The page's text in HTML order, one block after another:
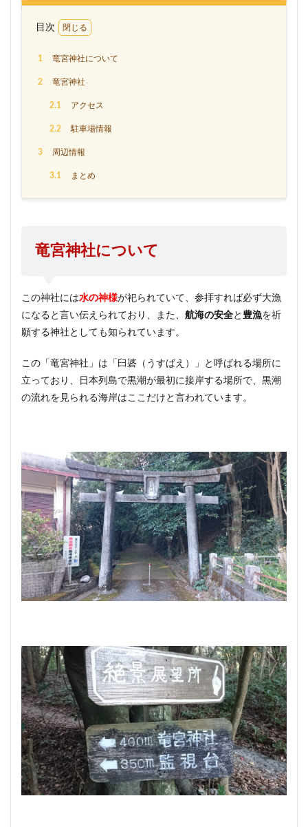
目次
1 竜宮神社について
2 竜宮神社
2.1 アクセス
2.2 駐車場情報
3 周辺情報
3.1 まとめ
竜宮神社について
この神社には水の神様が祀られていて、参拝すれば必ず大漁
になると言い伝えられており、また、 航海の安全と 豊漁を祈
願する神社としても知られています。
この「竜宮神社」は「臼碆（うすばえ）」と呼ばれる場所に
立っており、日本列島で黒潮が最初に接岸する場所で、黒潮
の流れを見られる海岸はここだけと言われています。